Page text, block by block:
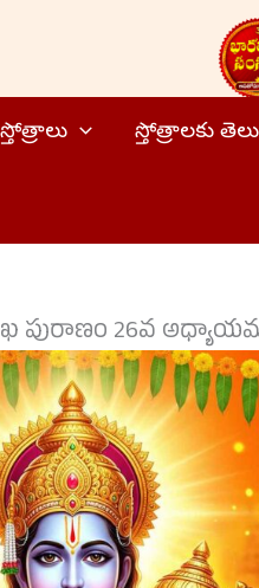
స్తోత్రాలకు
పురాణం 26వ